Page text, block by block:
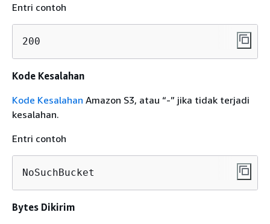
Entri contoh
200
Kode Kesalahan
Kode Kesalahan Amazon S3, atau “-” jika tidak terjadi
kesalahan.
Entri contoh
NoSuchBucket
Bytes Dikirim